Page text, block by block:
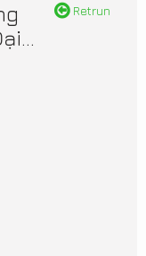
Retrun